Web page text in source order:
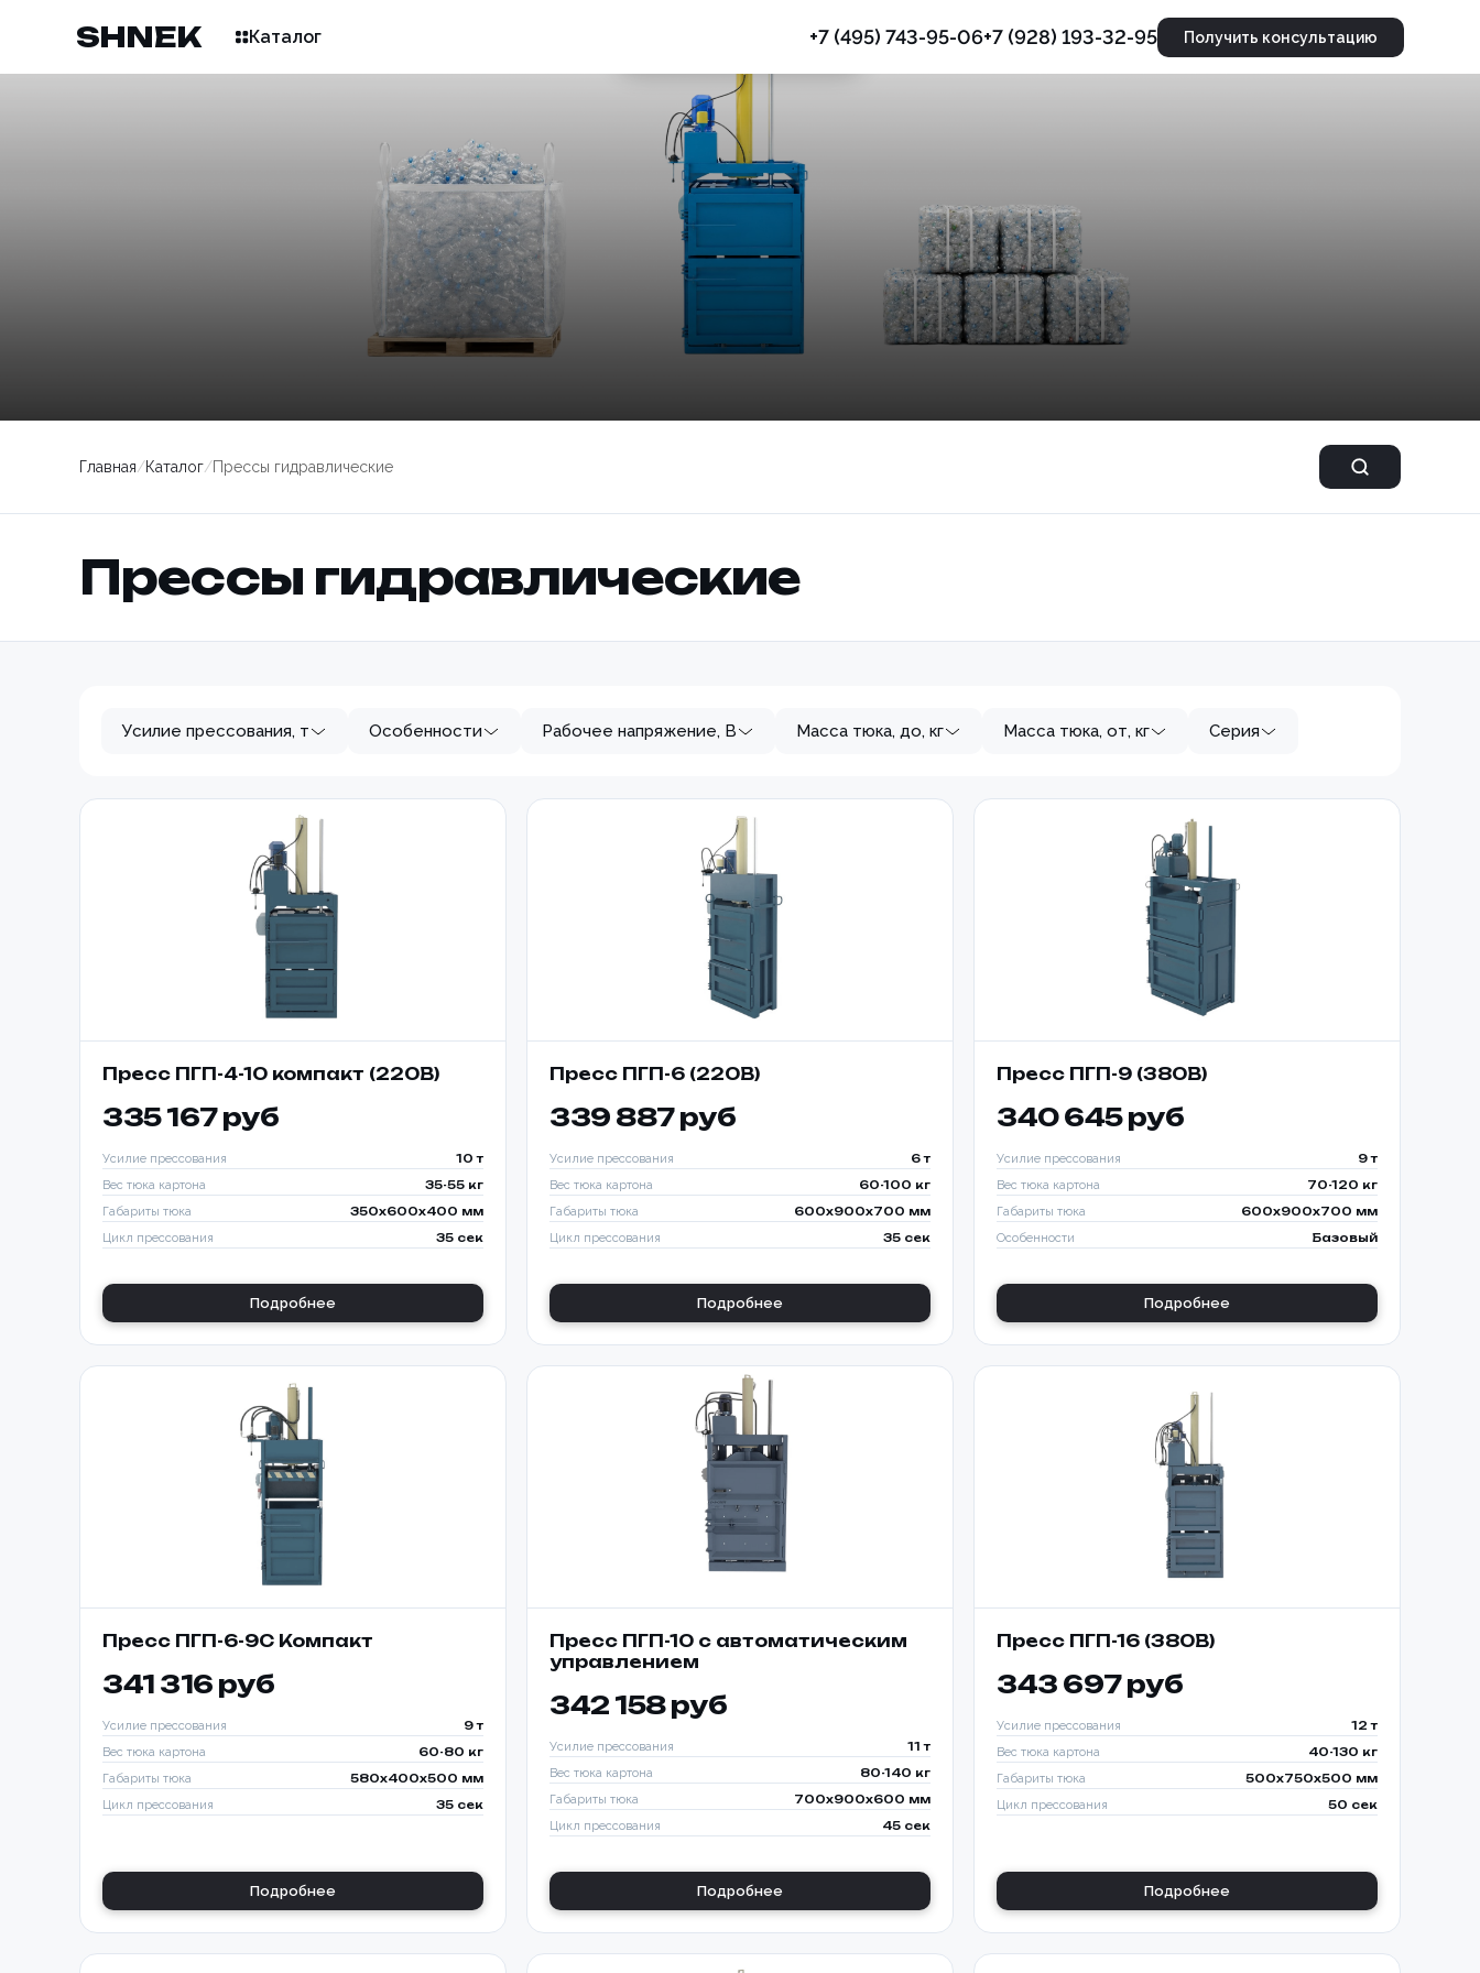
SHNEK Каталог +7 (495) 743-95-06+7 (928) 193-32-95 Получить консультацию
Прессы гидравлические
Главная/Каталог/Прессы гидравлические
Прессы гидравлические
Усилие прессования, т Особенности Рабочее напряжение, В Масса тюка, до, кг Масса тюка, от, кг Серия
Пресс ПГП-4-10 компакт (220В)
335 167 руб
Усилие прессования 10 т
Вес тюка картона 35-55 кг
Габариты тюка 350x600x400 мм
Цикл прессования 35 сек
Подробнее
Пресс ПГП-6 (220В)
339 887 руб
Усилие прессования 6 т
Вес тюка картона 60-100 кг
Габариты тюка 600x900x700 мм
Цикл прессования 35 сек
Подробнее
Пресс ПГП-9 (380В)
340 645 руб
Усилие прессования 9 т
Вес тюка картона 70-120 кг
Габариты тюка 600x900x700 мм
Особенности Базовый
Подробнее
Пресс ПГП-6-9С Компакт
341 316 руб
Усилие прессования 9 т
Вес тюка картона 60-80 кг
Габариты тюка 580x400x500 мм
Цикл прессования 35 сек
Подробнее
Пресс ПГП-10 с автоматическим
управлением
342 158 руб
Усилие прессования 11 т
Вес тюка картона 80-140 кг
Габариты тюка 700x900x600 мм
Цикл прессования 45 сек
Подробнее
Пресс ПГП-16 (380В)
343 697 руб
Усилие прессования 12 т
Вес тюка картона 40-130 кг
Габариты тюка 500x750x500 мм
Цикл прессования 50 сек
Подробнее